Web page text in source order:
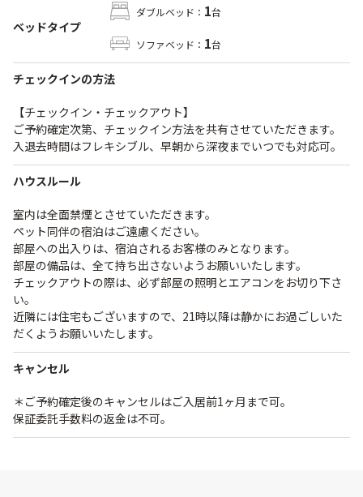
ベッドタイプ
ダブルベッド： 1台
ソファベッド： 1台
チェックインの方法
【チェックイン・チェックアウト】
ご予約確定次第、チェックイン方法を共有させていただきます。
入退去時間はフレキシブル、早朝から深夜までいつでも対応可。
ハウスルール
室内は全面禁煙とさせていただきます。
ペット同伴の宿泊はご遠慮ください。
部屋への出入りは、宿泊されるお客様のみとなります。
部屋の備品は、全て持ち出さないようお願いいたします。
チェックアウトの際は、必ず部屋の照明とエアコンをお切り下さ
い。
近隣には住宅もございますので、21時以降は静かにお過ごしいた
だくようお願いいたします。
キャンセル
＊ご予約確定後のキャンセルはご入居前1ヶ月まで可。
保証委託手数料の返金は不可。